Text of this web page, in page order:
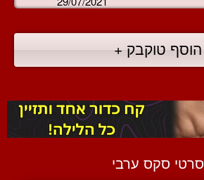
הוסף טוקבק +
סרטי סקס ערבי